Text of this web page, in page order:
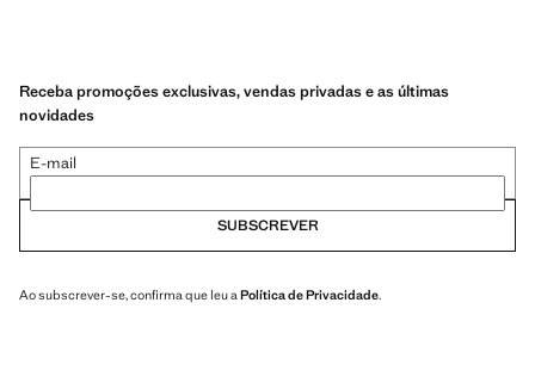
Receba promoções exclusivas, vendas privadas e as últimas
novidades
E-mail
SUBSCREVER
Ao subscrever-se, confirma que leu a Política de Privacidade.